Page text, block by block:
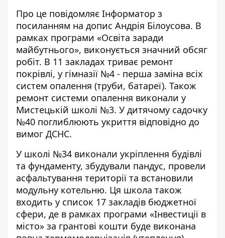
Про це повідомляє Інформатор з
посиланням на допис Андрія Білоусова. В
рамках програми «Освіта заради
майбутнього», виконується значний обсяг
робіт. В 11 закладах триває ремонт
покрівлі, у гімназії №4 - перша заміна всіх
систем опалення (труби, батареї). Також
ремонт системи опалення виконали у
Мистецькій школі №3. У дитячому садочку
№40 поглиблюють укриття відповідно до
вимог ДСНС.
У школі №34 виконали укріплення будівлі
та фундаменту, збудували пандус, провели
асфальтування території та встановили
модульну котельню. Ця школа також
входить у список 17 закладів бюджетної
сфери, де в рамках програми «Інвестиції в
місто» за грантові кошти буде виконана